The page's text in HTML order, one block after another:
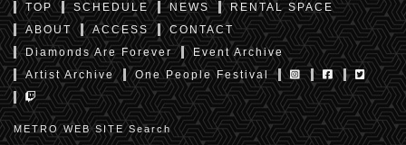
TOP SCHEDULE NEWS
RENTAL SPACE
ABOUT
ACCESS
CONTACT
Diamonds Are Forever
Event Archive
Artist Archive
One People Festival
METRO WEB SITE Search